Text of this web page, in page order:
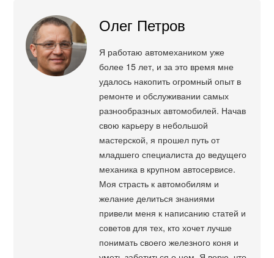
Олег Петров
Я работаю автомехаником уже
более 15 лет, и за это время мне
удалось накопить огромный опыт в
ремонте и обслуживании самых
разнообразных автомобилей. Начав
свою карьеру в небольшой
мастерской, я прошел путь от
младшего специалиста до ведущего
механика в крупном автосервисе.
Моя страсть к автомобилям и
желание делиться знаниями
привели меня к написанию статей и
советов для тех, кто хочет лучше
понимать своего железного коня и